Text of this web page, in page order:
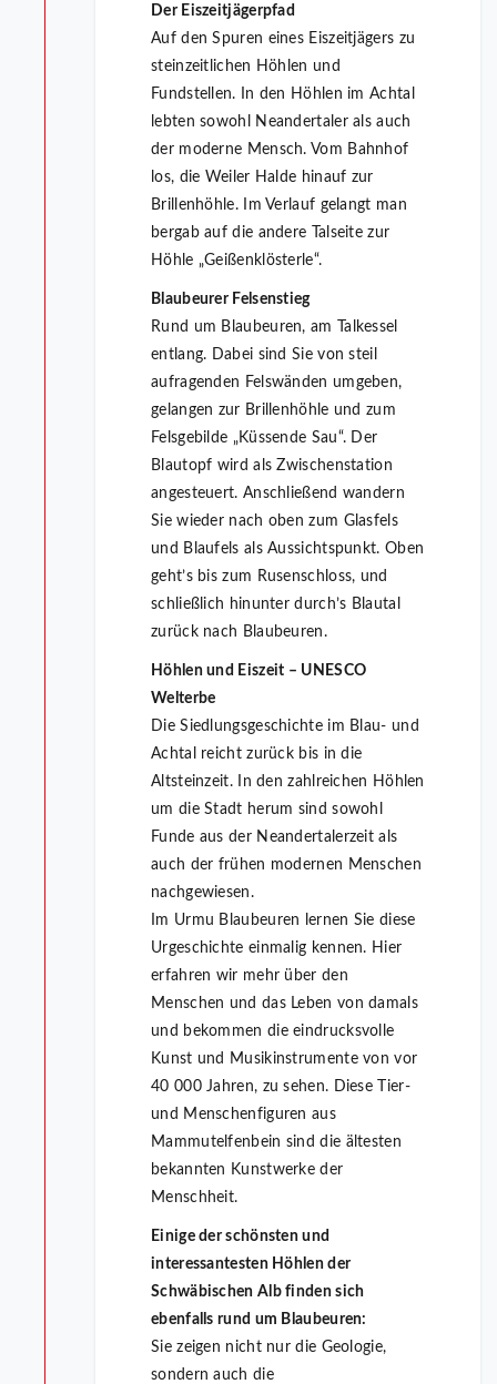
Der Eiszeitjägerpfad
Auf den Spuren eines Eiszeitjägers zu
steinzeitlichen Höhlen und
Fundstellen. In den Höhlen im Achtal
lebten sowohl Neandertaler als auch
der moderne Mensch. Vom Bahnhof
los, die Weiler Halde hinauf zur
Brillenhöhle. Im Verlauf gelangt man
bergab auf die andere Talseite zur
Höhle „Geißenklösterle“.
Blaubeurer Felsenstieg
Rund um Blaubeuren, am Talkessel
entlang. Dabei sind Sie von steil
aufragenden Felswänden umgeben,
gelangen zur Brillenhöhle und zum
Felsgebilde „Küssende Sau“. Der
Blautopf wird als Zwischenstation
angesteuert. Anschließend wandern
Sie wieder nach oben zum Glasfels
und Blaufels als Aussichtspunkt. Oben
geht’s bis zum Rusenschloss, und
schließlich hinunter durch’s Blautal
zurück nach Blaubeuren.
Höhlen und Eiszeit – UNESCO
Welterbe
Die Siedlungsgeschichte im Blau- und
Achtal reicht zurück bis in die
Altsteinzeit. In den zahlreichen Höhlen
um die Stadt herum sind sowohl
Funde aus der Neandertalerzeit als
auch der frühen modernen Menschen
nachgewiesen.
Im Urmu Blaubeuren lernen Sie diese
Urgeschichte einmalig kennen. Hier
erfahren wir mehr über den
Menschen und das Leben von damals
und bekommen die eindrucksvolle
Kunst und Musikinstrumente von vor
40 000 Jahren, zu sehen. Diese Tier-
und Menschenfiguren aus
Mammutelfenbein sind die ältesten
bekannten Kunstwerke der
Menschheit.
Einige der schönsten und
interessantesten Höhlen der
Schwäbischen Alb finden sich
ebenfalls rund um Blaubeuren:
Sie zeigen nicht nur die Geologie,
sondern auch die